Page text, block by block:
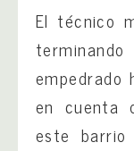
El técnico
empedrado
en cuenta
este